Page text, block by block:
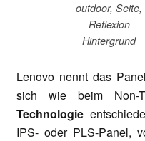
outdoor, Seite,
Reflexion
Hintergrund
Lenovo nennt das
sich wie beim Non-
Technologie
IPS- oder PLS-Panel,